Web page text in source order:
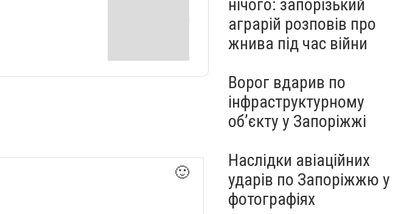
🙂
нічого: запорізький
аграрій розповів про
жнива під час війни
Ворог вдарив по
інфраструктурному
обʼєкту у Запоріжжі
Наслідки авіаційних
ударів по Запоріжжю у
фотографіях